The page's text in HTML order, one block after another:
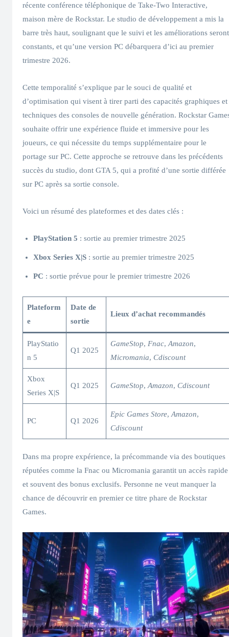
récente conférence téléphonique de Take-Two Interactive,
maison mère de Rockstar. Le studio de développement a mis la
barre très haut, soulignant que le suivi et les améliorations seront
constants, et qu’une version PC débarquera d’ici au premier
trimestre 2026.
Cette temporalité s’explique par le souci de qualité et
d’optimisation qui visent à tirer parti des capacités graphiques et
techniques des consoles de nouvelle génération. Rockstar
souhaite offrir une expérience fluide et immersive pour les
joueurs, ce qui nécessite du temps supplémentaire pour le
portage sur PC. Cette approche se retrouve dans les précédents
succès du studio, dont GTA 5, qui a profité d’une sortie différée
sur PC après sa sortie console.
Voici un résumé des plateformes et des dates clés :
PlayStation 5 : sortie au premier trimestre 2025
Xbox Series X|S : sortie au premier trimestre 2025
PC : sortie prévue pour le premier trimestre 2026
Plateform
e
Date de
sortie
Lieux d’achat recommandés
PlayStatio
n 5
Q1 2025
GameStop, Fnac, Amazon,
Micromania, Cdiscount
Xbox
Series X|S
Q1 2025 GameStop, Amazon, Cdiscount
PC Q1 2026
Epic Games Store, Amazon,
Cdiscount
Dans ma propre expérience, la précommande via des boutiques
réputées comme la Fnac ou Micromania garantit un accès rapide
et souvent des bonus exclusifs. Personne ne veut manquer la
chance de découvrir en premier ce titre phare de Rockstar
Games.